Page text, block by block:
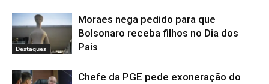
Destaques
Moraes nega pedido para que
Bolsonaro receba filhos no Dia dos
Pais
Chefe da PGE pede exoneração do